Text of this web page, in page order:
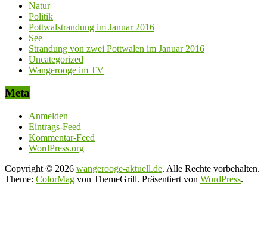
Natur
Politik
Pottwalstrandung im Januar 2016
See
Strandung von zwei Pottwalen im Januar 2016
Uncategorized
Wangerooge im TV
Meta
Anmelden
Eintrags-Feed
Kommentar-Feed
WordPress.org
Copyright © 2026 wangerooge-aktuell.de. Alle Rechte vorbehalten.
Theme: ColorMag von ThemeGrill. Präsentiert von WordPress.